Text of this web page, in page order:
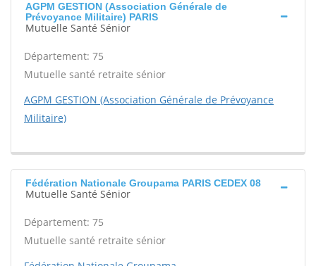
AGPM GESTION (Association Générale de
Prévoyance Militaire) PARIS
Mutuelle Santé Sénior
Département: 75
Mutuelle santé retraite sénior
AGPM GESTION (Association Générale de Prévoyance
Militaire)
Fédération Nationale Groupama PARIS CEDEX 08
Mutuelle Santé Sénior
Département: 75
Mutuelle santé retraite sénior